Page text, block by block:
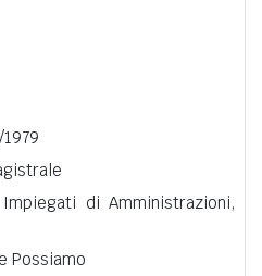
di Amministrazioni,
Possiamo